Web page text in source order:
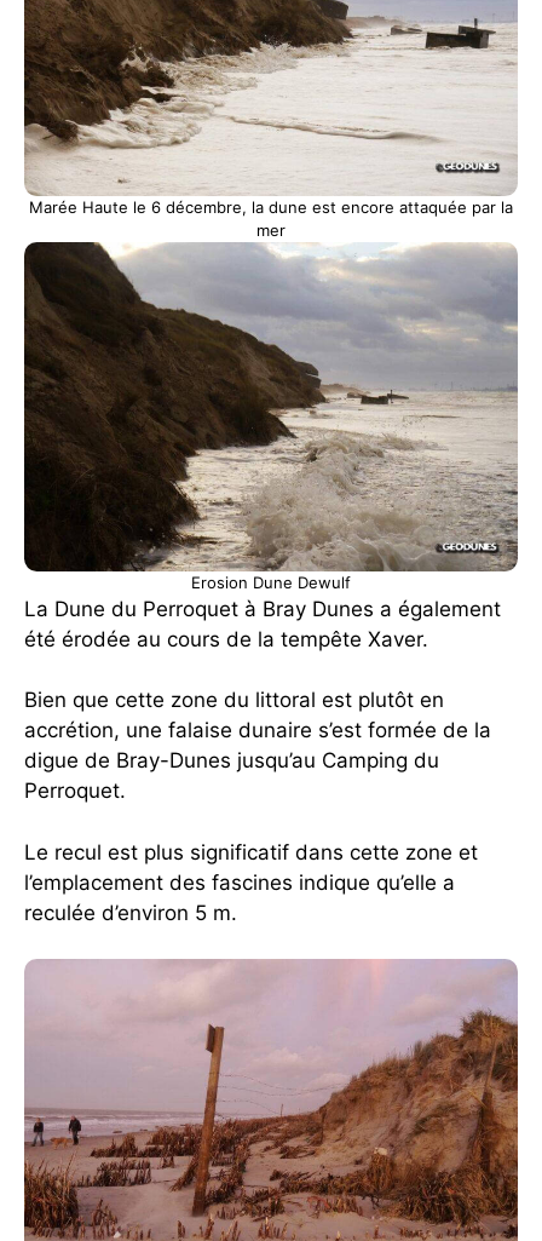
Marée Haute le 6 décembre, la dune est encore attaquée par la
mer
Erosion Dune Dewulf
La Dune du Perroquet à Bray Dunes a également
été érodée au cours de la tempête Xaver.
Bien que cette zone du littoral est plutôt en
accrétion, une falaise dunaire s’est formée de la
digue de Bray-Dunes jusqu’au Camping du
Perroquet.
Le recul est plus significatif dans cette zone et
l’emplacement des fascines indique qu’elle a
reculée d’environ 5 m.